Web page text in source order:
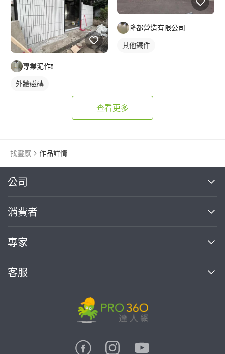
專業泥作❗️
外牆磁磚
隆都營造有限公司
其他鐵件
查看更多
找靈感 作品詳情
公司
關於我們
部落格
加入我們
消費者
買服務
熱門服務
專家
案件中心
客服
繼續完成